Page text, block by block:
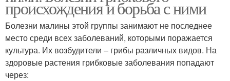
происхождения и борьба с ними
Болезни малины этой группы занимают не последнее
место среди всех заболеваний, которыми поражается
культура. Их возбудители – грибы различных видов. На
здоровые растения грибковые заболевания попадают
через: